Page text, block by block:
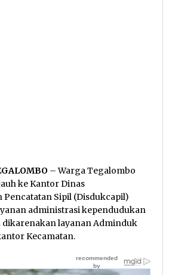
– Warga Tegalombo
ke Kantor Dinas
Pencatatan Sipil (Disdukcapil)
administrasi kependudukan
dikarenakan layanan Adminduk
Kecamatan.